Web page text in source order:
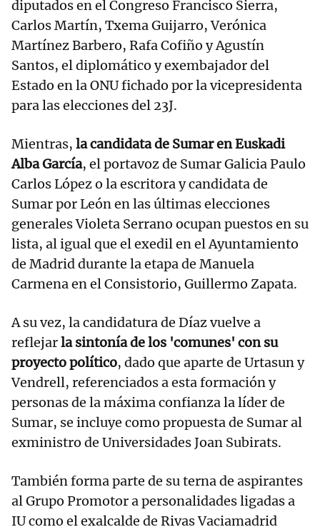
diputados en el Congreso Francisco Sierra,
Carlos Martín, Txema Guijarro, Verónica
Martínez Barbero, Rafa Cofiño y Agustín
Santos, el diplomático y exembajador del
Estado en la ONU fichado por la vicepresidenta
para las elecciones del 23J.
Mientras, la candidata de Sumar en Euskadi
Alba García, el portavoz de Sumar Galicia Paulo
Carlos López o la escritora y candidata de
Sumar por León en las últimas elecciones
generales Violeta Serrano ocupan puestos en su
lista, al igual que el exedil en el Ayuntamiento
de Madrid durante la etapa de Manuela
Carmena en el Consistorio, Guillermo Zapata.
A su vez, la candidatura de Díaz vuelve a
reflejarla sintonía de los 'comunes' con su
proyecto político, dado que aparte de Urtasun y
Vendrell, referenciados a esta formación y
personas de la máxima confianza la líder de
Sumar, se incluye como propuesta de Sumar al
exministro de Universidades Joan Subirats.
También forma parte de su terna de aspirantes
al Grupo Promotor a personalidades ligadas a
IU como el exalcalde de Rivas Vaciamadrid